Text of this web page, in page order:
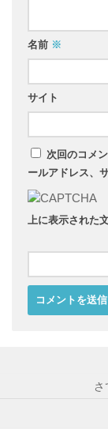
名前 ※
サイト
次回のコメ
ールアドレス、
上に表示された
さ